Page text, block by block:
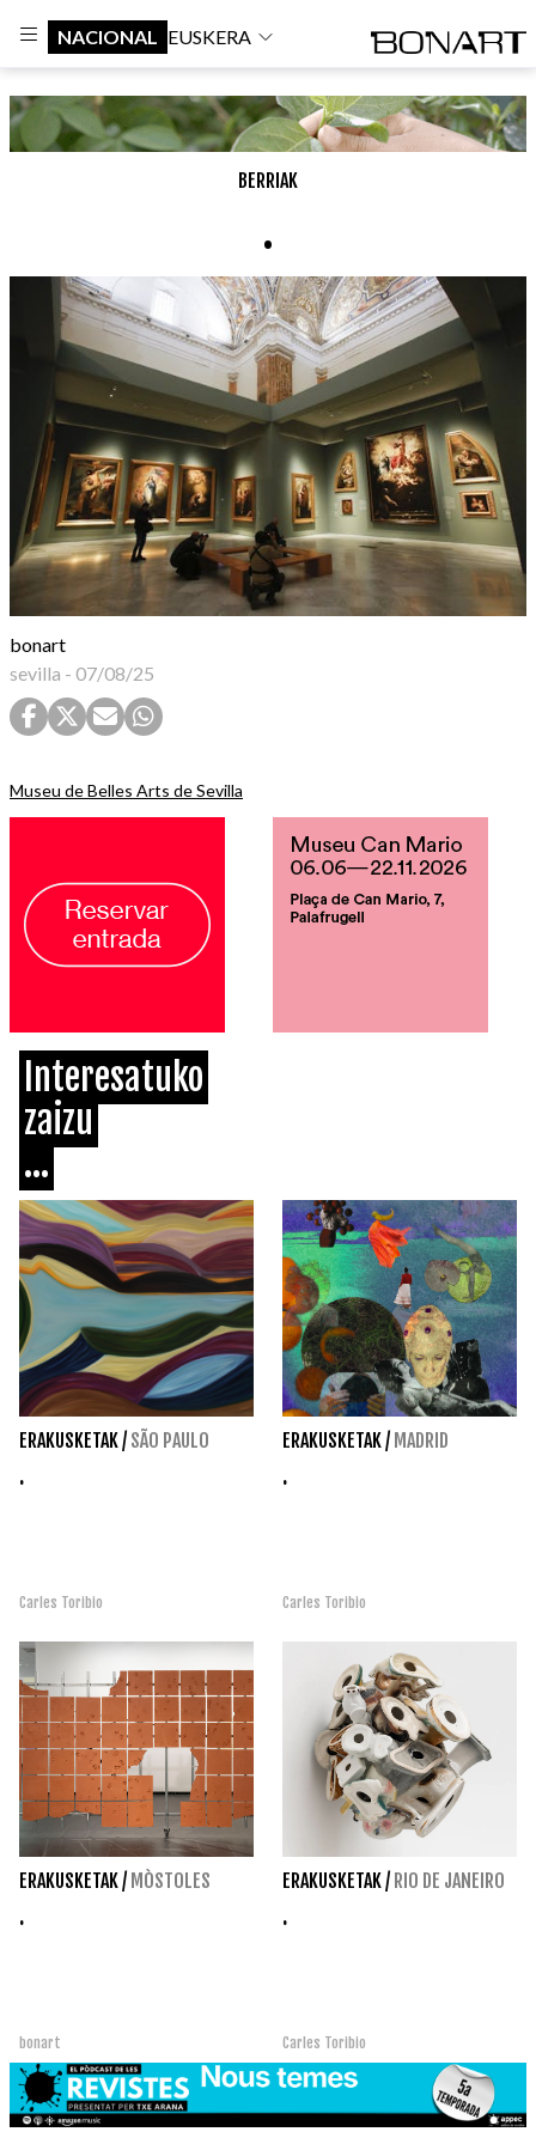
NACIONAL EUSKERA
BERRIAK
.
bonart
sevilla - 07/08/25
Museu de Belles Arts de Sevilla
Interesatuko
zaizu
...
ERAKUSKETAK/ SÃO PAULO
.
Carles Toribio
ERAKUSKETAK/ MADRID
.
Carles Toribio
ERAKUSKETAK/ MÒSTOLES
.
bonart
ERAKUSKETAK/ RIO DE JANEIRO
.
Carles Toribio